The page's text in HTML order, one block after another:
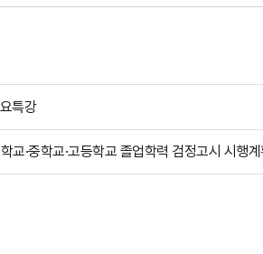
특강
교·중학교·고등학교 졸업학력 검정고시 시행